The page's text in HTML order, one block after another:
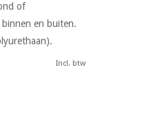
of
en buiten.
Incl. btw